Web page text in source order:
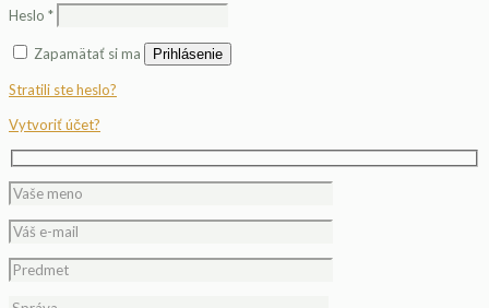
Heslo *
Zapamätať si ma Prihlásenie
Stratili ste heslo?
Vytvoriť účet?
Please leave this field empty.